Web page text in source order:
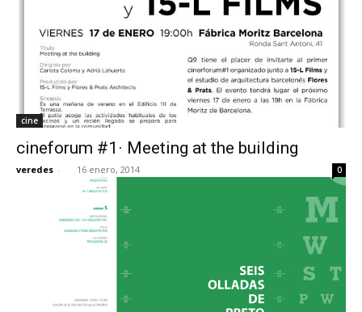
cine
cineforum #1· Meeting at the building
veredes - 16 enero, 2014 0